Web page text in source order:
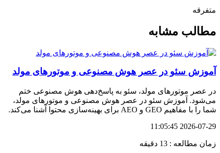
متفرقه
مطالب مشابه
آموزش سئو در عصر هوش مصنوعی و موتورهای مولد
در عصر موتورهای مولد، سئو به پاسخ‌دهی هوش مصنوعی ختم
می‌شود. آموزش سئو در عصر هوش مصنوعی و موتورهای مولد،
شما را با مفاهیم GEO و AEO برای بهینه‌سازی محتوا آشنا می‌کند.
2026-07-29 11:05:45
زمان مطالعه : 13 دقیقه